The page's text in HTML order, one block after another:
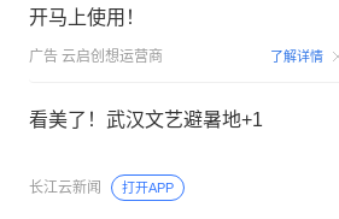
开马上使用！
广告 云启创想运营商 了解详情
看美了！武汉文艺避暑地+1
长江云新闻 打开APP